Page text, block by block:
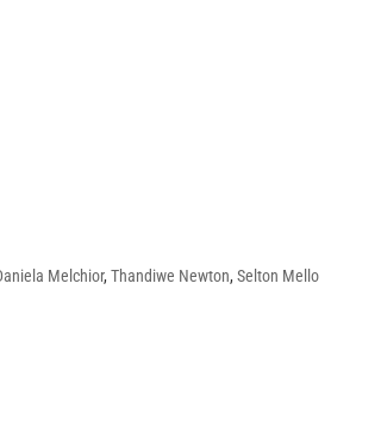
Melchior, Thandiwe Newton, Selton Mello